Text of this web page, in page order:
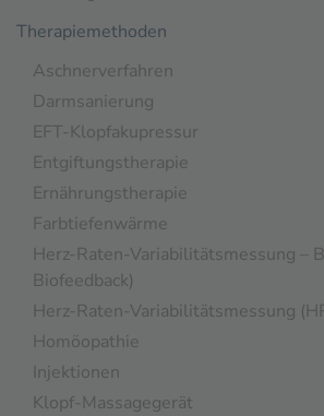
Therapiemethoden
Aschnerverfahren
Darmsanierung
EFT-Klopfakupressur
Entgiftungstherapie
Ernährungstherapie
Farbtiefenwärme
Herz-Raten-Variabilitätsmessung –
Biofeedback)
Herz-Raten-Variabilitätsmessung
Homöopathie
Injektionen
Klopf-Massagegerät